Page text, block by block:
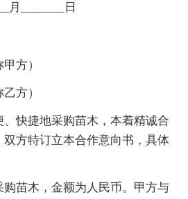
月_______日
方）
方）
、快捷地采购苗木，本着精诚合
方特订立本合作意向书，具体
购苗木，金额为人民币。甲方与